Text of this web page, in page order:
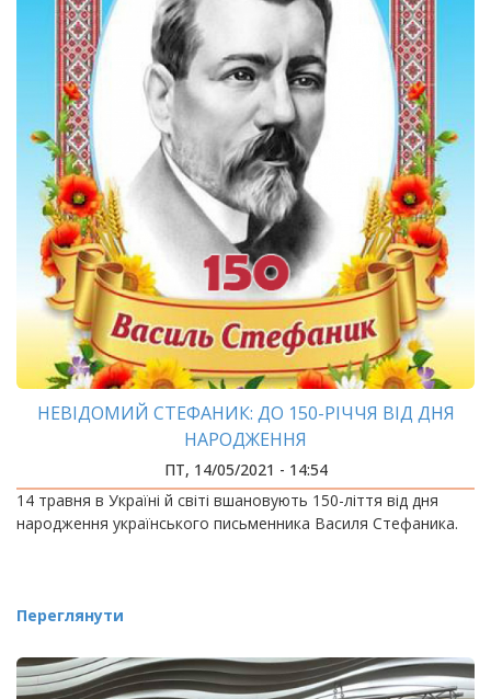
НЕВІДОМИЙ СТЕФАНИК: ДО 150-РІЧЧЯ ВІД ДНЯ
НАРОДЖЕННЯ
ПТ, 14/05/2021 - 14:54
14 травня в Україні й світі вшановують 150-ліття від дня
народження українського письменника Василя Стефаника.
Переглянути